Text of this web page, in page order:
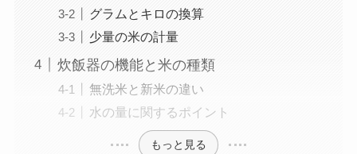
グラムとキロの換算
少量の米の計量
炊飯器の機能と米の種類
無洗米と新米の違い
水の量に関するポイント
もっと見る